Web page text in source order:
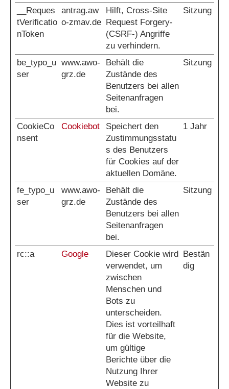
__Reques
tVerificatio
nToken
antrag.aw
o-zmav.de
Hilft, Cross-Site
Request Forgery-
(CSRF-) Angriffe
zu verhindern.
Sitzung
be_typo_u
ser
www.awo-
grz.de
Behält die
Zustände des
Benutzers bei allen
Seitenanfragen
bei.
Sitzung
CookieCo
nsent
Cookiebot
Speichert den
Zustimmungsstatu
s des Benutzers
für Cookies auf der
aktuellen Domäne.
1 Jahr
fe_typo_u
ser
www.awo-
grz.de
Behält die
Zustände des
Benutzers bei allen
Seitenanfragen
bei.
Sitzung
rc::a Google
Dieser Cookie wird
verwendet, um
zwischen
Menschen und
Bots zu
unterscheiden.
Dies ist vorteilhaft
für die Website,
um gültige
Berichte über die
Nutzung Ihrer
Website zu
Bestän
dig